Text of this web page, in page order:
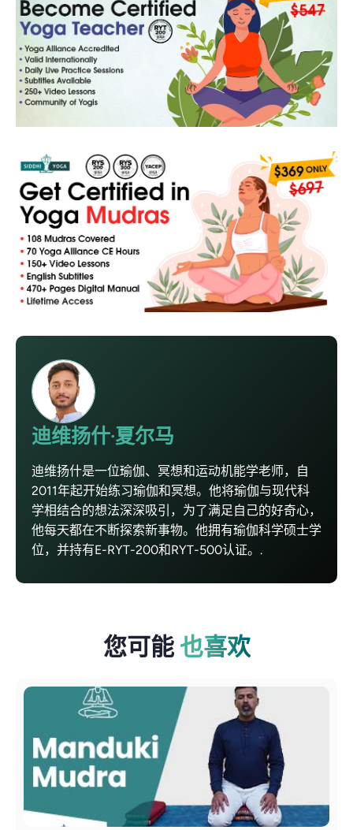
迪维扬什·夏尔马
迪维扬什是一位瑜伽、冥想和运动机能学老师，自
2011年起开始练习瑜伽和冥想。他将瑜伽与现代科
学相结合的想法深深吸引，为了满足自己的好奇心，
他每天都在不断探索新事物。他拥有瑜伽科学硕士学
位，并持有E-RYT-200和RYT-500认证。.
您可能 也喜欢